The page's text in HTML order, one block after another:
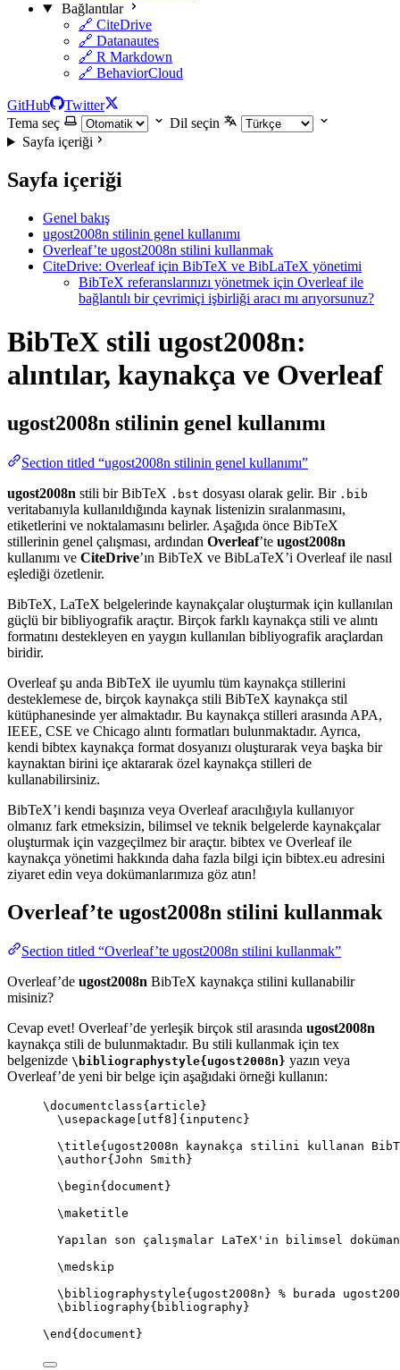
Bağlantılar
🔗 CiteDrive
🔗 Datanautes
🔗 R Markdown
🔗 BehaviorCloud
GitHub
Twitter
Tema seç
Dil seçin
Sayfa içeriği
Sayfa içeriği
Genel bakış
ugost2008n stilinin genel kullanımı
Overleaf’te ugost2008n stilini kullanmak
CiteDrive: Overleaf için BibTeX ve BibLaTeX yönetimi
BibTeX referanslarınızı yönetmek için Overleaf ile
bağlantılı bir çevrimiçi işbirliği aracı mı arıyorsunuz?
BibTeX stili ugost2008n:
alıntılar, kaynakça ve Overleaf
ugost2008n stilinin genel kullanımı
Section titled “ugost2008n stilinin genel kullanımı”
ugost2008n stili bir BibTeX .bst dosyası olarak gelir. Bir .bib
veritabanıyla kullanıldığında kaynak listenizin sıralanmasını,
etiketlerini ve noktalamasını belirler. Aşağıda önce BibTeX
stillerinin genel çalışması, ardından Overleaf’te ugost2008n
kullanımı ve CiteDrive’ın BibTeX ve BibLaTeX’i Overleaf ile nasıl
eşlediği özetlenir.
BibTeX, LaTeX belgelerinde kaynakçalar oluşturmak için kullanılan
güçlü bir bibliyografik araçtır. Birçok farklı kaynakça stili ve alıntı
formatını destekleyen en yaygın kullanılan bibliyografik araçlardan
biridir.
Overleaf şu anda BibTeX ile uyumlu tüm kaynakça stillerini
desteklemese de, birçok kaynakça stili BibTeX kaynakça stil
kütüphanesinde yer almaktadır. Bu kaynakça stilleri arasında APA,
IEEE, CSE ve Chicago alıntı formatları bulunmaktadır. Ayrıca,
kendi bibtex kaynakça format dosyanızı oluşturarak veya başka bir
kaynaktan birini içe aktararak özel kaynakça stilleri de
kullanabilirsiniz.
BibTeX’i kendi başınıza veya Overleaf aracılığıyla kullanıyor
olmanız fark etmeksizin, bilimsel ve teknik belgelerde kaynakçalar
oluşturmak için vazgeçilmez bir araçtır. bibtex ve Overleaf ile
kaynakça yönetimi hakkında daha fazla bilgi için bibtex.eu adresini
ziyaret edin veya dokümanlarımıza göz atın!
Overleaf’te ugost2008n stilini kullanmak
Section titled “Overleaf’te ugost2008n stilini kullanmak”
Overleaf’de ugost2008n BibTeX kaynakça stilini kullanabilir
misiniz?
Cevap evet! Overleaf’de yerleşik birçok stil arasında ugost2008n
kaynakça stili de bulunmaktadır. Bu stili kullanmak için tex
belgenizde \bibliographystyle{ugost2008n} yazın veya
Overleaf’de yeni bir belge için aşağıdaki örneği kullanın:
\documentclass{ article }
\usepackage
utf8 ]{ inputenc }
\title{ugost2008n kaynakça stilini kullanan
\author{John Smith}
\begin{ document }
\maketitle
Yapılan son çalışmalar LaTeX'in bilimsel
\medskip
\bibliographystyle{ugost2008n} % burada
\bibliography{bibliography}
\end { document }